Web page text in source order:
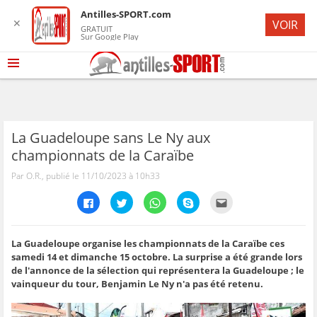
La Guadeloupe sans Le Ny aux
championnats de la Caraïbe
Par O.R., publié le 11/10/2023 à 10h33
C
l
e
z
p
o
u
r
a
r
C
l
e
z
p
o
u
r
C
l
e
z
p
o
u
r
r
C
l
e
z
p
o
u
r
a
r
e
z
p
o
u
r
n
v
La Guadeloupe organise les championnats de la Caraïbe ces
samedi 14 et dimanche 15 octobre. La surprise a été grande lors
de l'annonce de la sélection qui représentera la Guadeloupe ; le
vainqueur du tour, Benjamin Le Ny n'a pas été retenu.
✕
Antilles-SPORT.com
GRATUIT
Sur Google Play
VOIR